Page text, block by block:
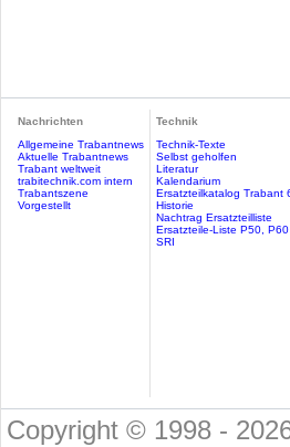
Nachrichten
Allgemeine Trabantnews
Aktuelle Trabantnews
Trabant weltweit
trabitechnik.com intern
Trabantszene
Vorgestellt
Technik
Technik-Texte
Selbst geholfen
Literatur
Kalendarium
Ersatzteilkatalog Trabant
Historie
Nachtrag Ersatzteilliste
Ersatzteile-Liste P50, P60
SRI
Copyright © 1998 -